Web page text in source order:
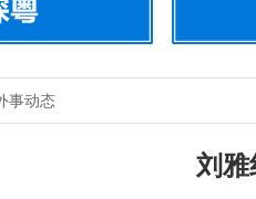
事动态
刘雅